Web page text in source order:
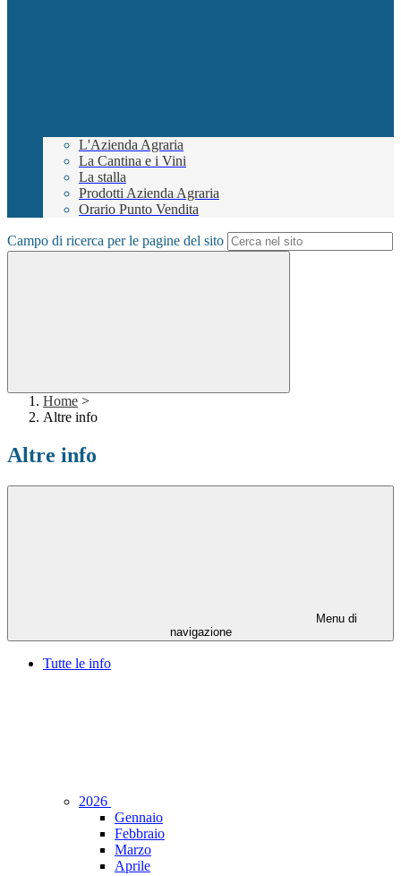
L'Azienda Agraria
La Cantina e i Vini
La stalla
Prodotti Azienda Agraria
Orario Punto Vendita
Campo di ricerca per le pagine del sito
Home >
Altre info
Altre info
Menu di
navigazione
Tutte le info
2026
Gennaio
Febbraio
Marzo
Aprile